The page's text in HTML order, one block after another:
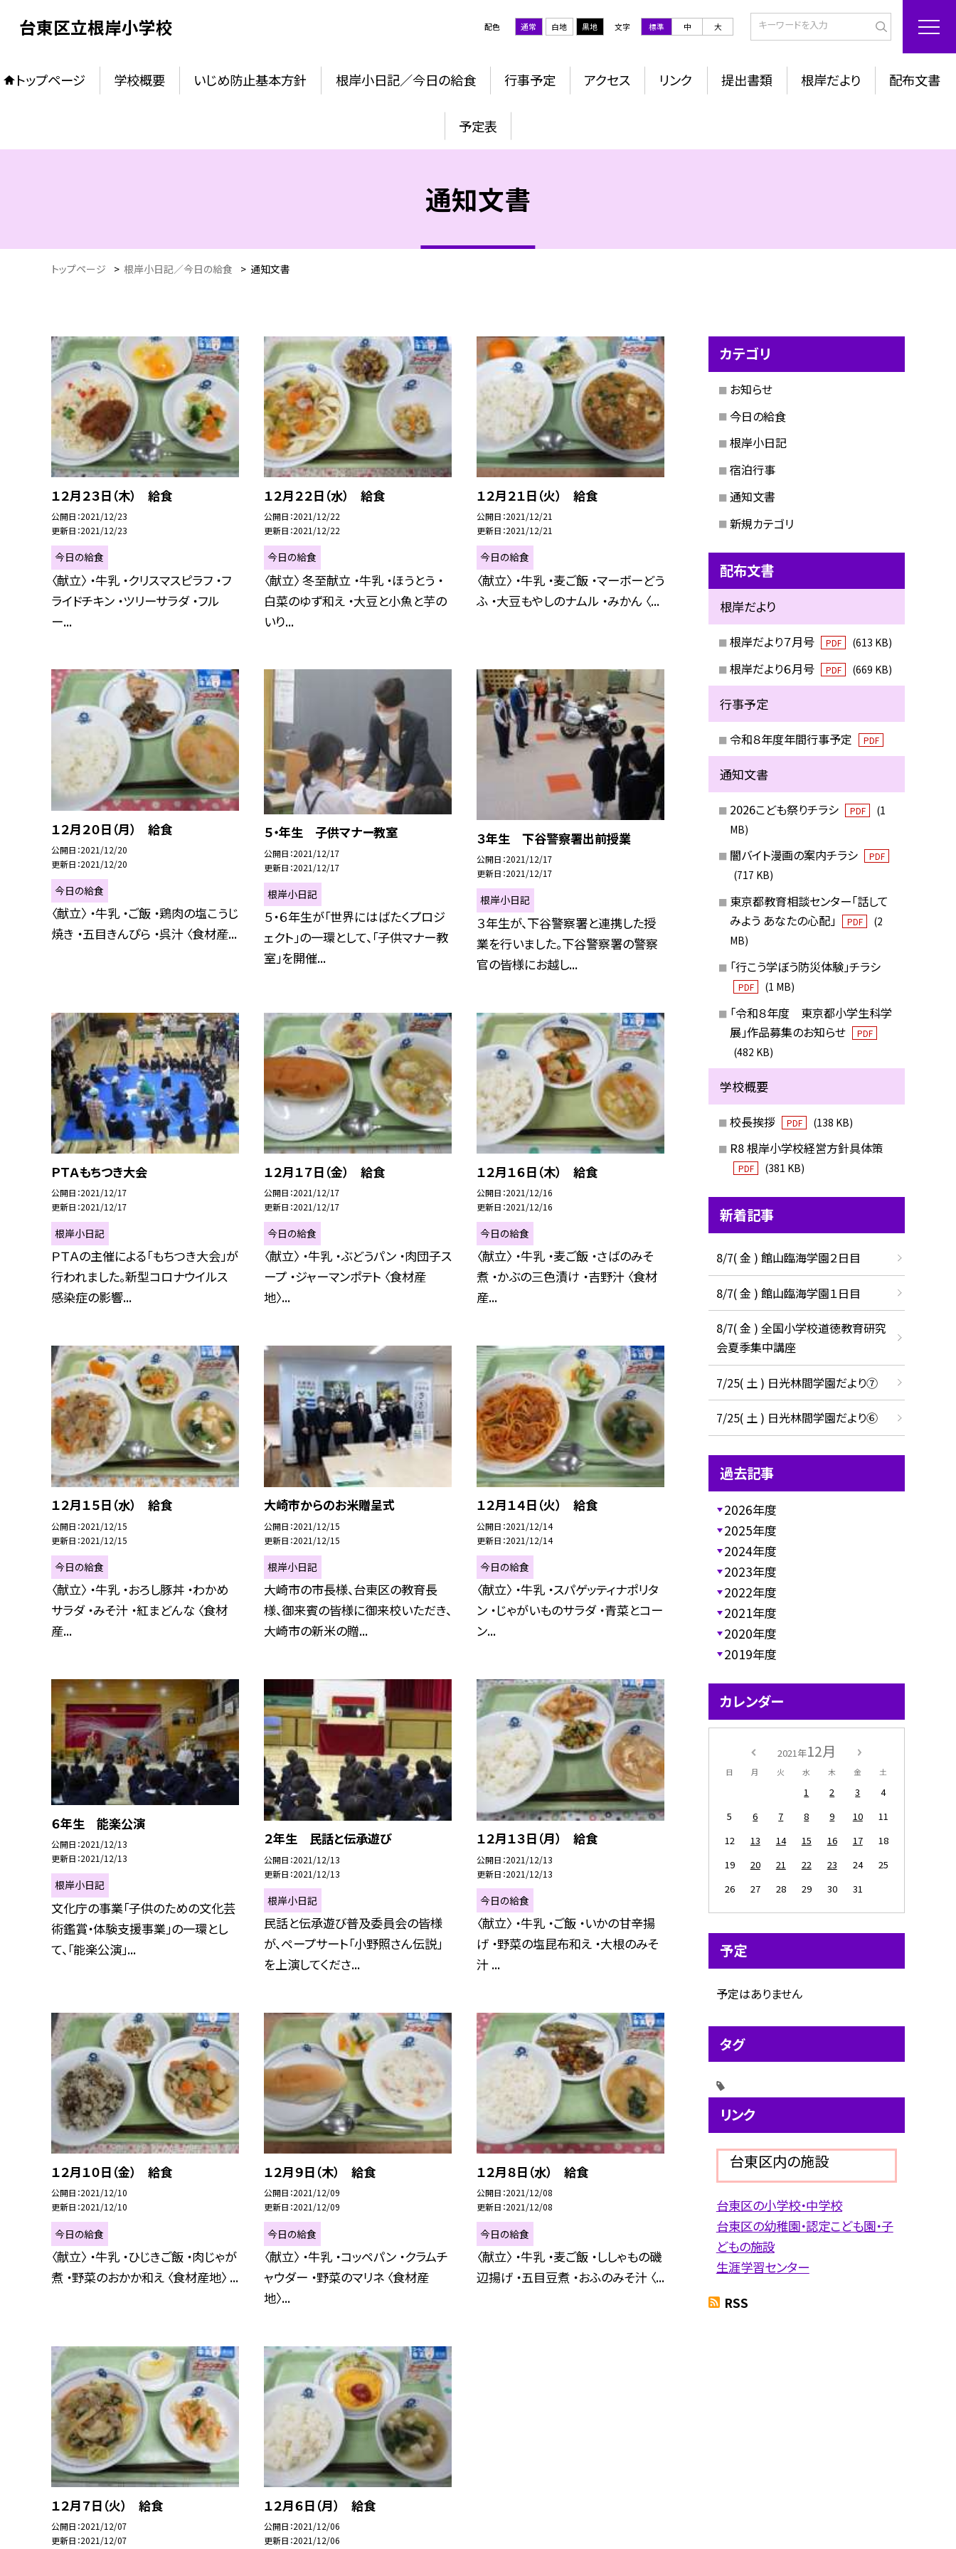
台東区立根岸小学校 配色 通常 白地 黒地 文字 標準 中 大
トップページ 学校概要 いじめ防止基本方針 根岸小日記／今日の給食 行事予定 アクセス リンク 提出書類 根岸だより 配布文書
予定表
通知文書
トップページ > 根岸小日記／今日の給食 > 通知文書
１２月２３日（木） 給食
公開日 2021/12/23
更新日 2021/12/23
今日の給食
〈献立〉 ・牛乳 ・クリスマスピラフ ・フ
ライドチキン ・ツリーサラダ ・フル
ー...
１２月２２日（水） 給食
公開日 2021/12/22
更新日 2021/12/22
今日の給食
〈献立〉 冬至献立 ・牛乳 ・ほうとう ・
白菜のゆず和え ・大豆と小魚と芋の
いり...
１２月２１日（火） 給食
公開日 2021/12/21
更新日 2021/12/21
今日の給食
〈献立〉 ・牛乳 ・麦ご飯 ・マーボーどう
ふ ・大豆もやしのナムル ・みかん 〈...
１２月２０日（月） 給食
公開日 2021/12/20
更新日 2021/12/20
今日の給食
〈献立〉 ・牛乳 ・ご飯 ・鶏肉の塩こうじ
焼き ・五目きんぴら ・呉汁 〈食材産...
５・年生 子供マナー教室
公開日 2021/12/17
更新日 2021/12/17
根岸小日記
５・６年生が「世界にはばたくプロジ
ェクト」の一環として、「子供マナー教
室」を開催...
３年生 下谷警察署出前授業
公開日 2021/12/17
更新日 2021/12/17
根岸小日記
３年生が、下谷警察署と連携した授
業を行いました。下谷警察署の警察
官の皆様にお越し...
ＰＴＡもちつき大会
公開日 2021/12/17
更新日 2021/12/17
根岸小日記
ＰＴＡの主催による「もちつき大会」が
行われました。新型コロナウイルス
感染症の影響...
１２月１７日（金） 給食
公開日 2021/12/17
更新日 2021/12/17
今日の給食
〈献立〉 ・牛乳 ・ぶどうパン ・肉団子ス
ープ ・ジャーマンポテト 〈食材産
地〉...
１２月１６日（木） 給食
公開日 2021/12/16
更新日 2021/12/16
今日の給食
〈献立〉 ・牛乳 ・麦ご飯 ・さばのみそ
煮 ・かぶの三色漬け ・吉野汁 〈食材
産...
１２月１５日（水） 給食
公開日 2021/12/15
更新日 2021/12/15
今日の給食
〈献立〉 ・牛乳 ・おろし豚丼 ・わかめ
サラダ ・みそ汁 ・紅まどんな 〈食材
産...
大崎市からのお米贈呈式
公開日 2021/12/15
更新日 2021/12/15
根岸小日記
大崎市の市長様、台東区の教育長
様、御来賓の皆様に御来校いただき、
大崎市の新米の贈...
１２月１４日（火） 給食
公開日 2021/12/14
更新日 2021/12/14
今日の給食
〈献立〉 ・牛乳 ・スパゲッティナポリタ
ン ・じゃがいものサラダ ・青菜とコー
ン...
６年生 能楽公演
公開日 2021/12/13
更新日 2021/12/13
根岸小日記
文化庁の事業「子供のための文化芸
術鑑賞・体験支援事業」の一環とし
て、「能楽公演」...
２年生 民話と伝承遊び
公開日 2021/12/13
更新日 2021/12/13
根岸小日記
民話と伝承遊び普及委員会の皆様
が、ペープサート「小野照さん伝説」
を上演してくださ...
１２月１３日（月） 給食
公開日 2021/12/13
更新日 2021/12/13
今日の給食
〈献立〉 ・牛乳 ・ご飯 ・いかの甘辛揚
げ ・野菜の塩昆布和え ・大根のみそ
汁 ...
１２月１０日（金） 給食
公開日 2021/12/10
更新日 2021/12/10
今日の給食
〈献立〉 ・牛乳 ・ひじきご飯 ・肉じゃが
煮 ・野菜のおかか和え 〈食材産地〉 ...
１２月９日（木） 給食
公開日 2021/12/09
更新日 2021/12/09
今日の給食
〈献立〉 ・牛乳 ・コッペパン ・クラムチ
ャウダー ・野菜のマリネ 〈食材産
地〉...
１２月８日（水） 給食
公開日 2021/12/08
更新日 2021/12/08
今日の給食
〈献立〉 ・牛乳 ・麦ご飯 ・ししゃもの磯
辺揚げ ・五目豆煮 ・おふのみそ汁 〈...
１２月７日（火） 給食
公開日 2021/12/07
更新日 2021/12/07
１２月６日（月） 給食
公開日 2021/12/06
更新日 2021/12/06
カテゴリ
お知らせ
今日の給食
根岸小日記
宿泊行事
通知文書
新規カテゴリ
配布文書
根岸だより
根岸だより７月号 PDF (613 KB)
根岸だより６月号 PDF (669 KB)
行事予定
令和８年度年間行事予定 PDF
通知文書
2026こども祭りチラシ PDF
(1
MB)
闇バイト漫画の案内チラシ PDF
(717 KB)
東京都教育相談センター「話して
みよう あなたの心配」
PDF
(2
MB)
「行こう学ぼう防災体験」チラシ
PDF (1 MB)
「令和８年度 東京都小学生科学
展」作品募集のお知らせ
PDF
(482 KB)
学校概要
校長挨拶 PDF (138 KB)
R8 根岸小学校経営方針具体策
PDF (381 KB)
新着記事
8/7( 金 ) 館山臨海学園２日目
8/7( 金 ) 館山臨海学園１日目
8/7( 金 ) 全国小学校道徳教育研究
会夏季集中講座
7/25( 土 ) 日光林間学園だより⑦
7/25( 土 ) 日光林間学園だより⑥
過去記事
2026年度
2025年度
2024年度
2023年度
2022年度
2021年度
2020年度
2019年度
カレンダー
2021年12月
日 月 火 水 木 金 土
1 2 3
4
5
6 7 8 9 10
11
12
13 14 15 16 17
18
19
20 21 22 23 24
25
26
27 28 29 30 31
予定
予定はありません
タグ
リンク
台東区内の施設
台東区の小学校・中学校
台東区の幼稚園・認定こども園・子
どもの施設
生涯学習センター
RSS